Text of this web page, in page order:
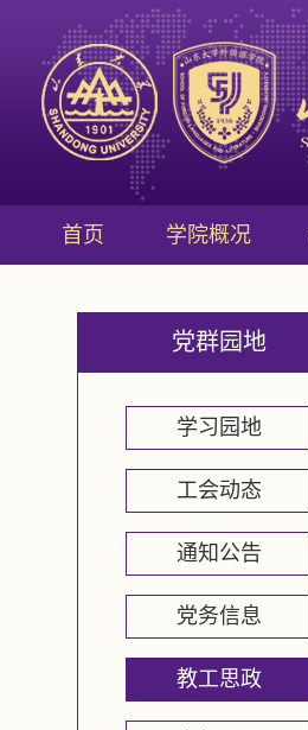
首页 学院概况
党群园地
学习园地
工会动态
通知公告
党务信息
教工思政